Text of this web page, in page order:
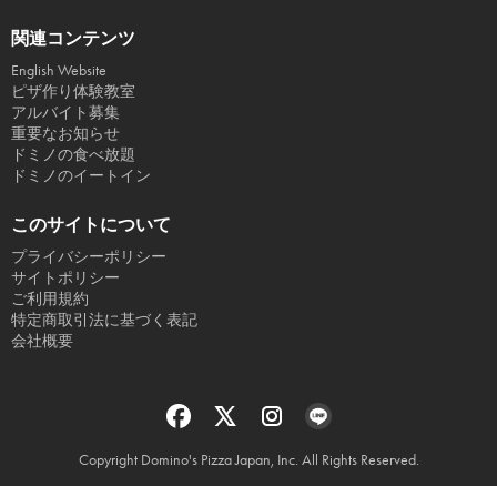
関連コンテンツ
English Website
ピザ作り体験教室
アルバイト募集
重要なお知らせ
ドミノの食べ放題
ドミノのイートイン
このサイトについて
プライバシーポリシー
サイトポリシー
ご利用規約
特定商取引法に基づく表記
会社概要
Copyright Domino's Pizza Japan, Inc. All Rights Reserved.